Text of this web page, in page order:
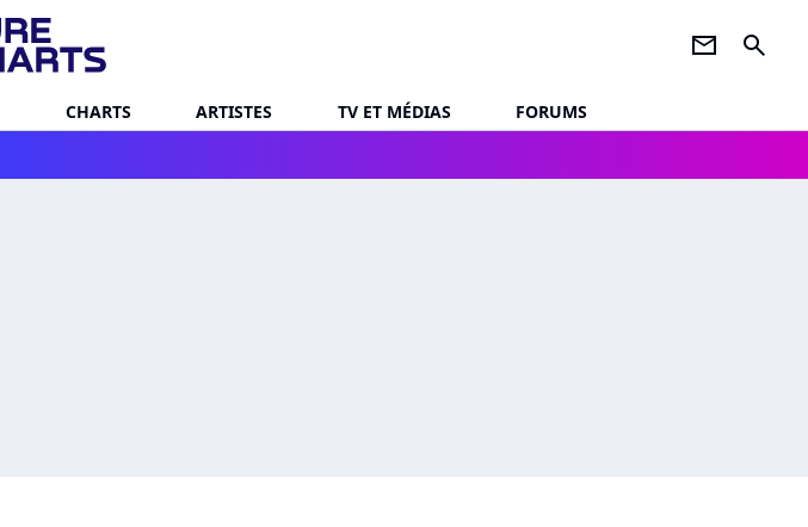
newsletter search
CHARTS ARTISTES TV ET MÉDIAS
FORUMS